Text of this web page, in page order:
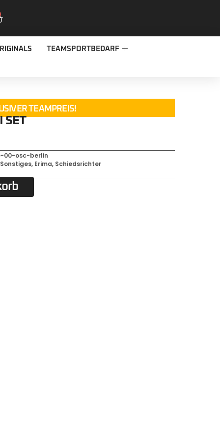
TEAMSPORTBEDARF
TEAMPREIS!
SET
00-osc-berlin
Sonstiges, Erima, Schiedsrichter